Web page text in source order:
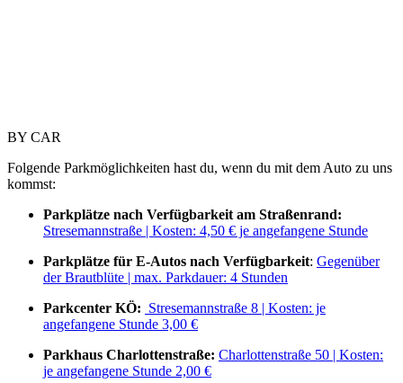
BY CAR
Folgende Parkmöglichkeiten hast du, wenn du mit dem Auto zu uns
kommst:
Parkplätze nach Verfügbarkeit am Straßenrand:
Stresemannstraße | Kosten: 4,50 € je angefangene Stunde
Parkplätze für E-Autos nach Verfügbarkeit: Gegenüber
der Brautblüte | max. Parkdauer: 4 Stunden
Parkcenter KÖ: Stresemannstraße 8 | Kosten: je
angefangene Stunde 3,00 €
Parkhaus Charlottenstraße: Charlottenstraße 50 | Kosten:
je angefangene Stunde 2,00 €